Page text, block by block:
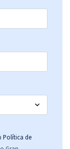
Eventos e
Política de